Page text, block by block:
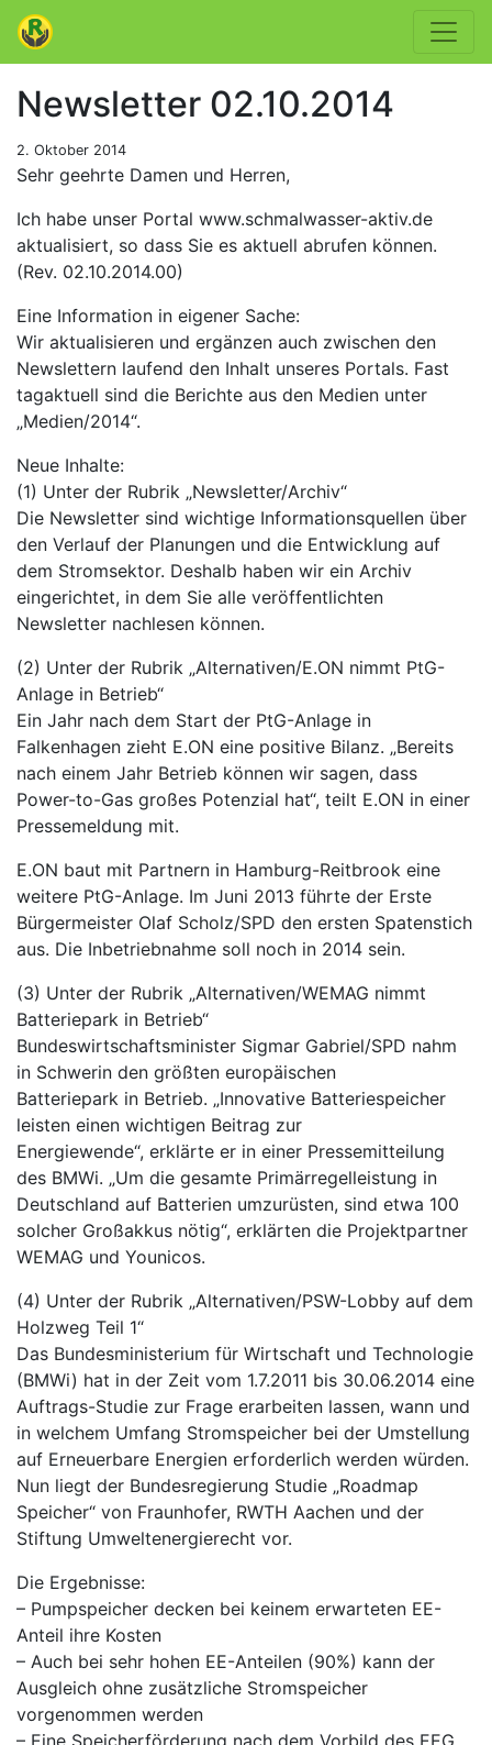
Newsletter 02.10.2014
2. Oktober 2014
Sehr geehrte Damen und Herren,
Ich habe unser Portal www.schmalwasser-aktiv.de
aktualisiert, so dass Sie es aktuell abrufen können.
(Rev. 02.10.2014.00)
Eine Information in eigener Sache:
Wir aktualisieren und ergänzen auch zwischen den
Newslettern laufend den Inhalt unseres Portals. Fast
tagaktuell sind die Berichte aus den Medien unter
„Medien/2014“.
Neue Inhalte:
(1) Unter der Rubrik „Newsletter/Archiv“
Die Newsletter sind wichtige Informationsquellen über
den Verlauf der Planungen und die Entwicklung auf
dem Stromsektor. Deshalb haben wir ein Archiv
eingerichtet, in dem Sie alle veröffentlichten
Newsletter nachlesen können.
(2) Unter der Rubrik „Alternativen/E.ON nimmt PtG-
Anlage in Betrieb“
Ein Jahr nach dem Start der PtG-Anlage in
Falkenhagen zieht E.ON eine positive Bilanz. „Bereits
nach einem Jahr Betrieb können wir sagen, dass
Power-to-Gas großes Potenzial hat“, teilt E.ON in einer
Pressemeldung mit.
E.ON baut mit Partnern in Hamburg-Reitbrook eine
weitere PtG-Anlage. Im Juni 2013 führte der Erste
Bürgermeister Olaf Scholz/SPD den ersten Spatenstich
aus. Die Inbetriebnahme soll noch in 2014 sein.
(3) Unter der Rubrik „Alternativen/WEMAG nimmt
Batteriepark in Betrieb“
Bundeswirtschaftsminister Sigmar Gabriel/SPD nahm
in Schwerin den größten europäischen
Batteriepark in Betrieb. „Innovative Batteriespeicher
leisten einen wichtigen Beitrag zur
Energiewende“, erklärte er in einer Pressemitteilung
des BMWi. „Um die gesamte Primärregelleistung in
Deutschland auf Batterien umzurüsten, sind etwa 100
solcher Großakkus nötig“, erklärten die Projektpartner
WEMAG und Younicos.
(4) Unter der Rubrik „Alternativen/PSW-Lobby auf dem
Holzweg Teil 1“
Das Bundesministerium für Wirtschaft und Technologie
(BMWi) hat in der Zeit vom 1.7.2011 bis 30.06.2014 eine
Auftrags-Studie zur Frage erarbeiten lassen, wann und
in welchem Umfang Stromspeicher bei der Umstellung
auf Erneuerbare Energien erforderlich werden würden.
Nun liegt der Bundesregierung Studie „Roadmap
Speicher“ von Fraunhofer, RWTH Aachen und der
Stiftung Umweltenergierecht vor.
Die Ergebnisse:
– Pumpspeicher decken bei keinem erwarteten EE-
Anteil ihre Kosten
– Auch bei sehr hohen EE-Anteilen (90%) kann der
Ausgleich ohne zusätzliche Stromspeicher
vorgenommen werden